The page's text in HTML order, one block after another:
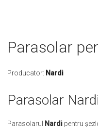
Parasolar
Producator: Nardi
Parasolar
Parasolarul Nardi pentru
Skip
to
beginning
images